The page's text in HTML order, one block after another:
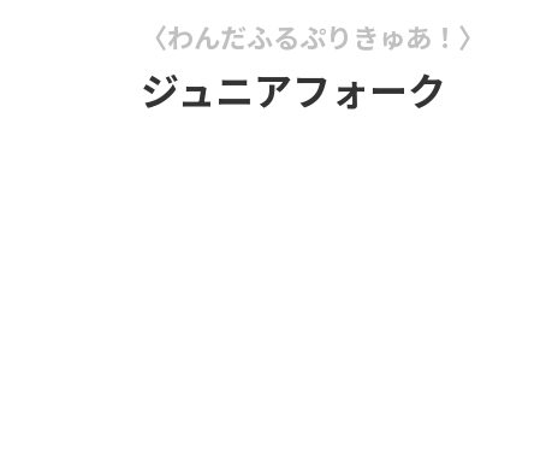
〈わんだふるぷりきゅあ！〉
ジュニアフォーク